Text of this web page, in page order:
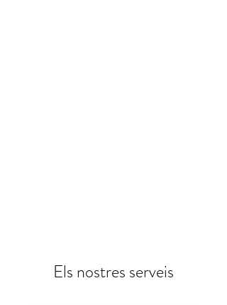
Els nostres serveis